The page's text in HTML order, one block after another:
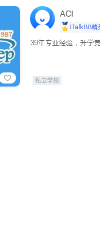
ACI
iTalkBB精
39年专业经验，升学
私立学校